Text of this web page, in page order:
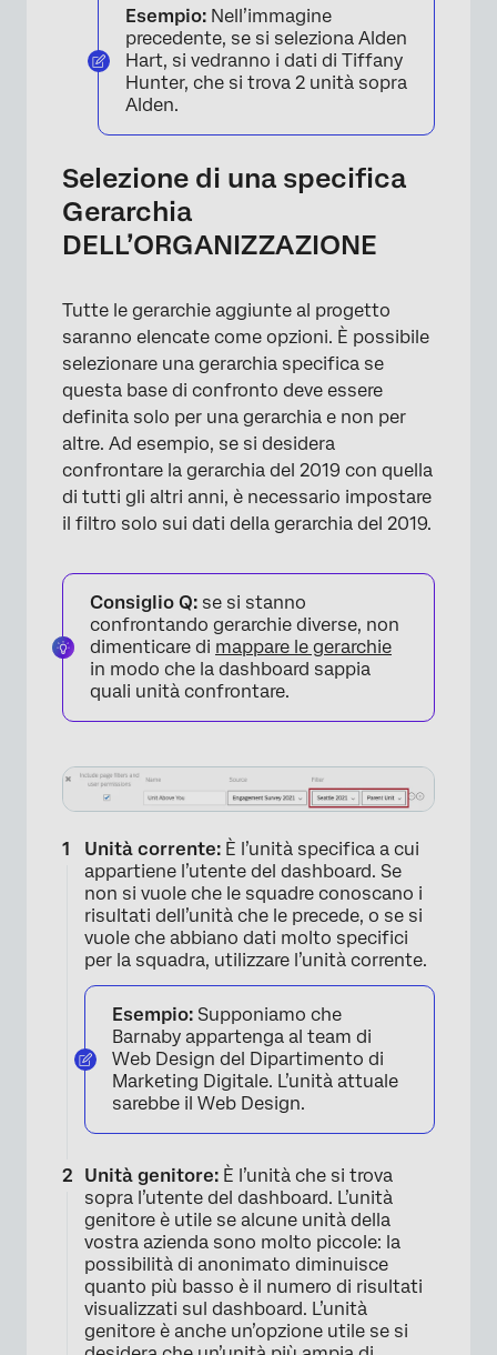
Esempio: Nell’immagine
precedente, se si seleziona Alden
Hart, si vedranno i dati di Tiffany
Hunter, che si trova 2 unità sopra
Alden.
Selezione di una specifica
Gerarchia
DELL’ORGANIZZAZIONE
Tutte le gerarchie aggiunte al progetto
saranno elencate come opzioni. È possibile
selezionare una gerarchia specifica se
questa base di confronto deve essere
definita solo per una gerarchia e non per
altre. Ad esempio, se si desidera
confrontare la gerarchia del 2019 con quella
di tutti gli altri anni, è necessario impostare
il filtro solo sui dati della gerarchia del 2019.
Consiglio Q: se si stanno
confrontando gerarchie diverse, non
dimenticare di mappare le gerarchie
in modo che la dashboard sappia
quali unità confrontare.
Unità corrente: È l’unità specifica a cui
appartiene l’utente del dashboard. Se
non si vuole che le squadre conoscano i
risultati dell’unità che le precede, o se si
vuole che abbiano dati molto specifici
per la squadra, utilizzare l’unità corrente.
Esempio: Supponiamo che
Barnaby appartenga al team di
Web Design del Dipartimento di
Marketing Digitale. L’unità attuale
sarebbe il Web Design.
Unità genitore: È l’unità che si trova
sopra l’utente del dashboard. L’unità
genitore è utile se alcune unità della
vostra azienda sono molto piccole: la
possibilità di anonimato diminuisce
quanto più basso è il numero di risultati
visualizzati sul dashboard. L’unità
genitore è anche un’opzione utile se si